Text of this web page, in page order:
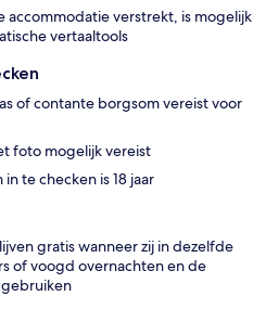
accommodatie verstrekt, is mogelijk
vertaaltools
of contante borgsom vereist voor
foto mogelijk vereist
te checken is 18 jaar
gratis wanneer zij in dezelfde
of voogd overnachten en de